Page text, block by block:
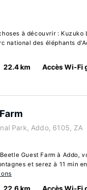
à découvrir : Kuzuko
national des éléphants
22.4 km Accès Wi-Fi
Park, Addo, 6105, ZA
Guest Farm à Addo,
et serez à 11 min en
22.6 km Accès Wi-Fi